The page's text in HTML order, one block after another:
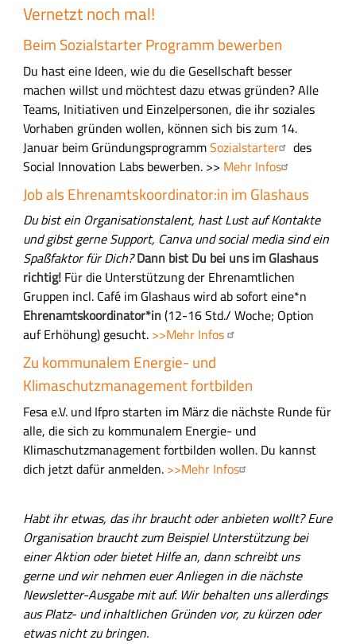
Vernetzt noch mal!
Beim Sozialstarter Programm bewerben
Du hast eine Ideen, wie du die Gesellschaft besser
machen willst und möchtest dazu etwas gründen? Alle
Teams, Initiativen und Einzelpersonen, die ihr soziales
Vorhaben gründen wollen, können sich bis zum 14.
Januar beim GründungsprogrammSozialstarter
des
Social Innovation Labs bewerben. >> Mehr Infos
Job als Ehrenamtskoordinator:in im Glashaus
Du bist ein Organisationstalent, hast Lust auf Kontakte
und gibst gerne Support, Canva und social media sind ein
Spaßfaktor für Dich?Dann bist Du bei uns im Glashaus
richtig! Für die Unterstützung der Ehrenamtlichen
Gruppen incl. Café im Glashaus wird ab sofort eine*n
Ehrenamtskoordinator*in(12-16 Std./ Woche; Option
auf Erhöhung) gesucht. >>Mehr Infos
Zu kommunalem Energie- und
Klimaschutzmanagement fortbilden
Fesa e.V. und Ifpro starten im März die nächste Runde für
alle, die sich zu kommunalem Energie- und
Klimaschutzmanagement fortbilden wollen. Du kannst
dich jetzt dafür anmelden. >>Mehr Infos
Habt ihr etwas, das ihr braucht oder anbieten wollt? Eure
Organisation braucht zum Beispiel Unterstützung bei
einer Aktion oder bietet Hilfe an, dann schreibt uns
gerne und wir nehmen euer Anliegen in die nächste
Newsletter-Ausgabe mit auf. Wir behalten uns allerdings
aus Platz- und inhaltlichen Gründen vor, zu kürzen oder
etwas nicht zu bringen.